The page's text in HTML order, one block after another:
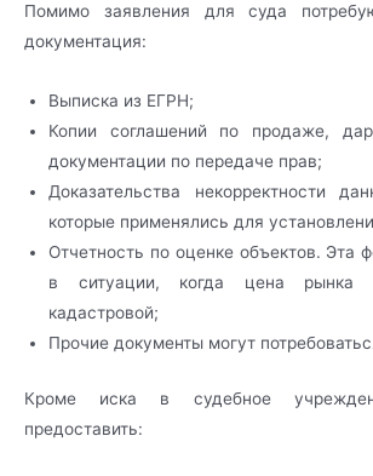
Помимо заявления для суда
документация:
Выписка из ЕГРН;
Копии соглашений по продаже,
документации по передаче прав;
Доказательства некорректности
которые применялись для
Отчетность по оценке объектов. Эта
в ситуации, когда цена рынка
кадастровой;
Прочие документы могут
Кроме иска в судебное
предоставить: